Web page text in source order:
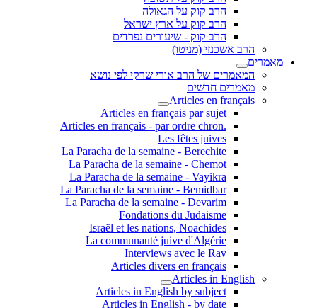
הרב קוק על הגאולה
הרב קוק על ארץ ישראל
הרב קוק - שיעורים נפרדים
הרב אשכנזי (מניטו)
מאמרים
המאמרים של הרב אורי שרקי לפי נושא
מאמרים חדשים
Articles en français
Articles en français par sujet
.Articles en français - par ordre chron
Les fêtes juives
La Paracha de la semaine - Berechite
La Paracha de la semaine - Chemot
La Paracha de la semaine - Vayikra
La Paracha de la semaine - Bemidbar
La Paracha de la semaine - Devarim
Fondations du Judaisme
Israël et les nations, Noachides
La communauté juive d'Algérie
Interviews avec le Rav
Articles divers en français
Articles in English
Articles in English by subject
Articles in English - by date